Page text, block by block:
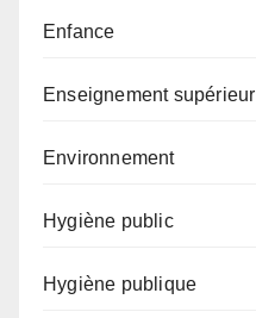
Enfance
Enseignement supérieur
Environnement
Hygiène public
Hygiène publique